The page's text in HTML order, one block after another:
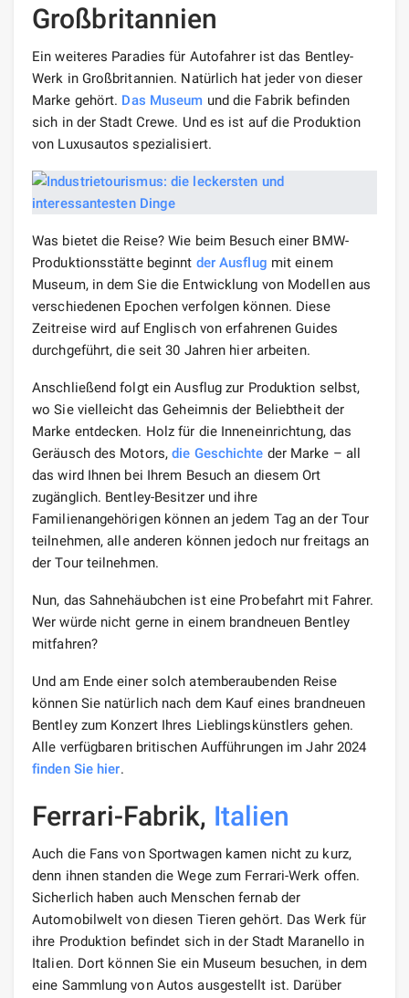
Großbritannien
Ein weiteres Paradies für Autofahrer ist das Bentley-
Werk in Großbritannien. Natürlich hat jeder von dieser
Marke gehört. Das Museum und die Fabrik befinden
sich in der Stadt Crewe. Und es ist auf die Produktion
von Luxusautos spezialisiert.
Was bietet die Reise? Wie beim Besuch einer BMW-
Produktionsstätte beginnt der Ausflug mit einem
Museum, in dem Sie die Entwicklung von Modellen aus
verschiedenen Epochen verfolgen können. Diese
Zeitreise wird auf Englisch von erfahrenen Guides
durchgeführt, die seit 30 Jahren hier arbeiten.
Anschließend folgt ein Ausflug zur Produktion selbst,
wo Sie vielleicht das Geheimnis der Beliebtheit der
Marke entdecken. Holz für die Inneneinrichtung, das
Geräusch des Motors,die Geschichte der Marke – all
das wird Ihnen bei Ihrem Besuch an diesem Ort
zugänglich. Bentley-Besitzer und ihre
Familienangehörigen können an jedem Tag an der Tour
teilnehmen, alle anderen können jedoch nur freitags an
der Tour teilnehmen.
Nun, das Sahnehäubchen ist eine Probefahrt mit Fahrer.
Wer würde nicht gerne in einem brandneuen Bentley
mitfahren?
Und am Ende einer solch atemberaubenden Reise
können Sie natürlich nach dem Kauf eines brandneuen
Bentley zum Konzert Ihres Lieblingskünstlers gehen.
Alle verfügbaren britischen Aufführungen im Jahr 2024
finden Sie hier.
Ferrari-Fabrik, Italien
Auch die Fans von Sportwagen kamen nicht zu kurz,
denn ihnen standen die Wege zum Ferrari-Werk offen.
Sicherlich haben auch Menschen fernab der
Automobilwelt von diesen Tieren gehört. Das Werk für
ihre Produktion befindet sich in der Stadt Maranello in
Italien. Dort können Sie ein Museum besuchen, in dem
eine Sammlung von Autos ausgestellt ist. Darüber